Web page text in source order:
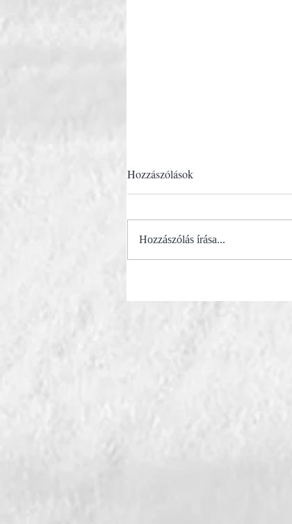
- Zoltay Tamara
Hozzászólások
Hozzászólás írása...